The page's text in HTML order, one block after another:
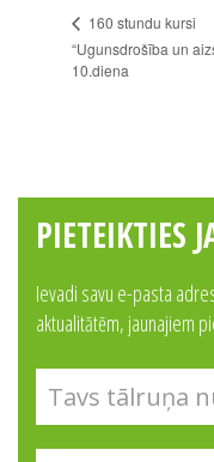
160 stundu kursi
“Ugunsdrošība un
10.diena
PIETEIKTIES
Ievadi savu e-pasta
aktualitātēm, jaunajiem